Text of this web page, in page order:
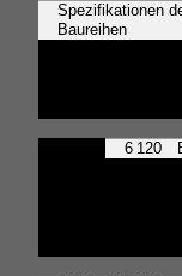
Spezifikationen
Baureihen
6 120